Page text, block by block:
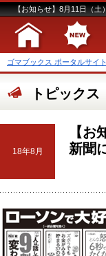
【お知らせ】8月11日（
ゴマブックス ポータルサイト
トピックス
18年8月
【
新聞